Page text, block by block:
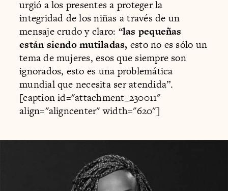
urgió a los presentes a proteger la
integridad de los niñas a través de un
mensaje crudo y claro: “las pequeñas
están siendo mutiladas, esto no es sólo un
tema de mujeres, esos que siempre son
ignorados, esto es una problemática
mundial que necesita ser atendida”.
[caption id="attachment_230011"
align="aligncenter" width="620"]